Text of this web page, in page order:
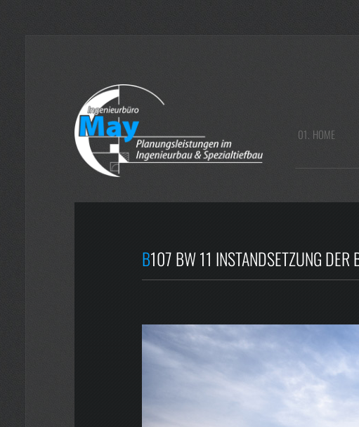
Objekt- und Tragwerksplanung
Bauüberwachung, Bauoberleitung
Bauwerksdiagnostik, Baustoffanalyse,
01. HOME
B107 BW 11 INSTANDSETZUNG